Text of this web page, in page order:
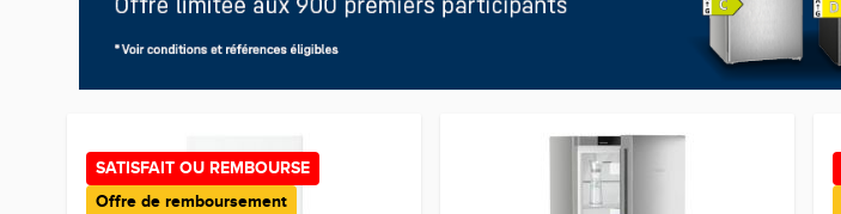
SATISFAIT OU REMBOURSE
Offre de remboursement